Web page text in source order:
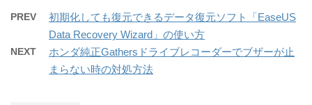
PREV
初期化しても復元できるデータ復元ソフト「EaseUS
Data Recovery Wizard」の使い方
NEXT
ホンダ純正Gathersドライブレコーダーでブザーが止
まらない時の対処方法